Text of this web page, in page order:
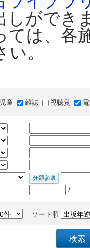
しができ
ては、各
。
児童 雑誌 視聴覚
/
ソート順